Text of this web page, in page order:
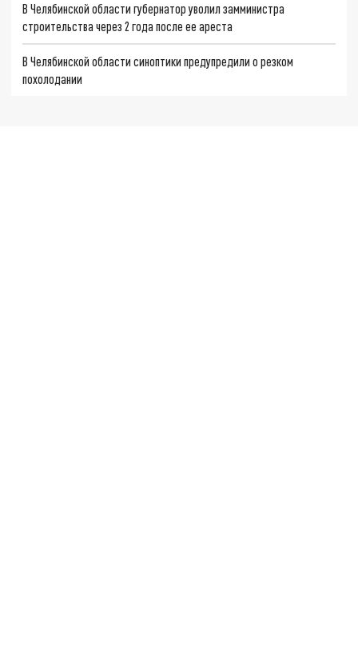
В Челябинской области губернатор уволил замминистра
строительства через 2 года после ее ареста
В Челябинской области синоптики предупредили о резком
похолодании